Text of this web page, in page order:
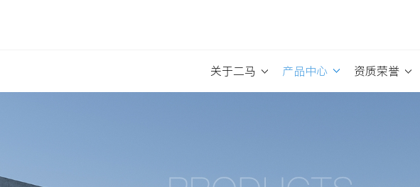
关于二马 产品中心 资质荣誉